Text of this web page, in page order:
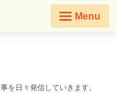
Menu
を日々発信していきます。